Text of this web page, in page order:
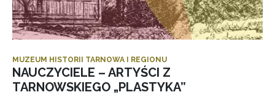
MUZEUM HISTORII TARNOWA I REGIONU
NAUCZYCIELE – ARTYŚCI Z
TARNOWSKIEGO „PLASTYKA”